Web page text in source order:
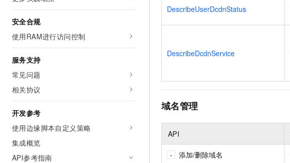
安全合规
使用RAM进行访问控制
服务支持
常见问题
相关协议
开发参考
使用边缘脚本自定义策略
集成概览
API参考指南
DescribeUserDcdnStatus
DescribeDcdnService
域名管理
API
添加/删除域名